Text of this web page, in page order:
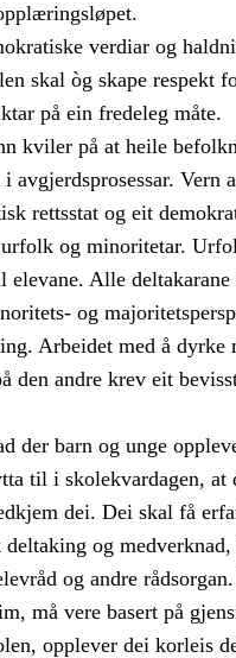
verdiar og
skal òg skape respekt
på ein fredeleg måte.
kviler på at heile
avgjerdsprosessar. Vern
rettsstat og eit
og minoritetar.
Alle
og
Arbeidet med å dyrke
den andre krev eit
der barn og unge
til i skolekvardagen, at
dei. Dei skal få
og
og andre
må vere basert på
opplever dei korleis